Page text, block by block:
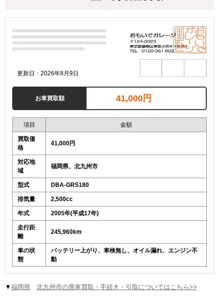
更新日：2026年8月9日
お車買取額 41,000円
項目 金額
買取価
格
41,000円
対応地
域
福岡県、北九州市
型式 DBA-GRS180
排気量 2,500cc
年式 2005年(平成17年)
走行距
離
245,960km
車の状
態
バッテリー上がり、車検無し、オイル漏れ、エンジン不
動
▼ 福岡県 北九州市の廃車買取・手続き・引取についてはこちら>>